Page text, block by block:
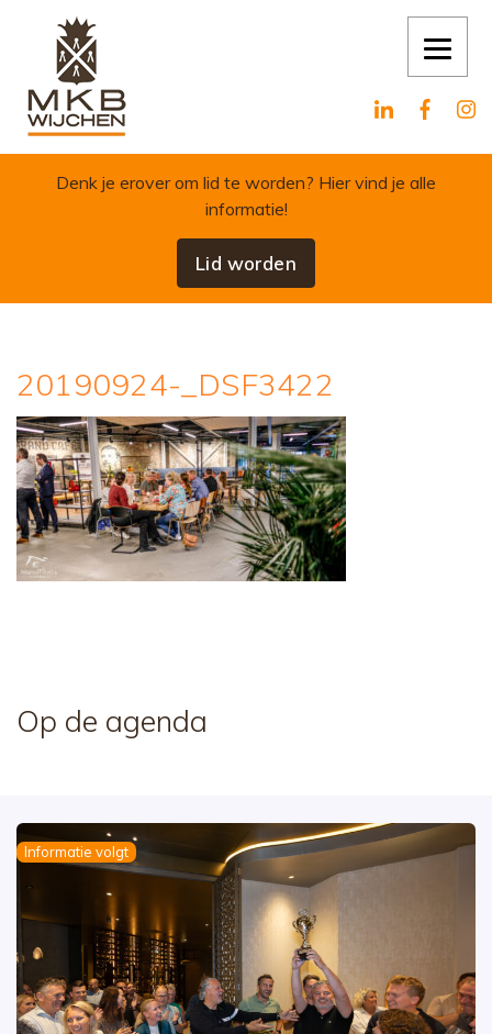
Skip to content
Denk je erover om lid te worden? Hier vind je alle
informatie!
Lid worden
20190924-_DSF3422
Op de agenda
Informatie volgt